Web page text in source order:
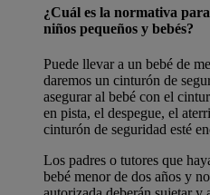
¿Cuál es la normativa
niños pequeños y bebés?
Puede llevar a un bebé de
daremos un cinturón de
asegurar al bebé con el
en pista, el despegue, el
cinturón de seguridad esté
Los padres o tutores que
bebé menor de dos años y